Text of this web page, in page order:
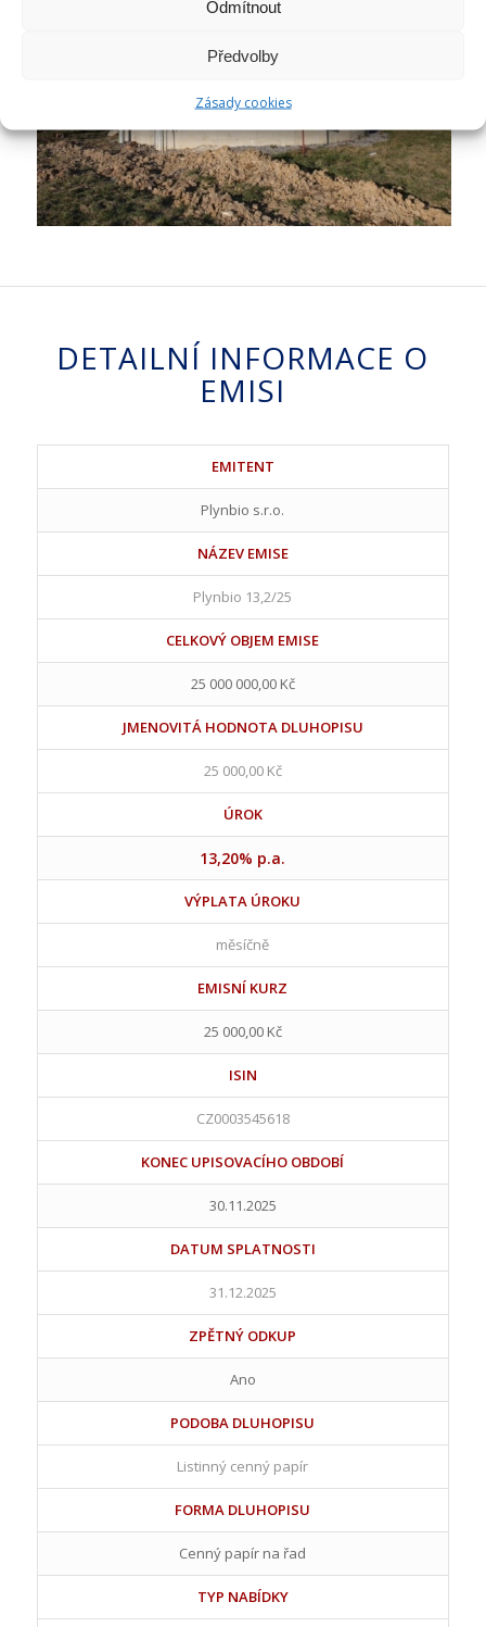
Odmítnout
Předvolby
Zásady cookies
DETAILNÍ INFORMACE O
EMISI
EMITENT
Plynbio s.r.o.
NÁZEV EMISE
Plynbio 13,2/25
CELKOVÝ OBJEM EMISE
25 000 000,00 Kč
JMENOVITÁ HODNOTA DLUHOPISU
25 000,00 Kč
ÚROK
13,20% p.a.
VÝPLATA ÚROKU
měsíčně
EMISNÍ KURZ
25 000,00 Kč
ISIN
CZ0003545618
KONEC UPISOVACÍHO OBDOBÍ
30.11.2025
DATUM SPLATNOSTI
31.12.2025
ZPĚTNÝ ODKUP
Ano
PODOBA DLUHOPISU
Listinný cenný papír
FORMA DLUHOPISU
Cenný papír na řad
TYP NABÍDKY